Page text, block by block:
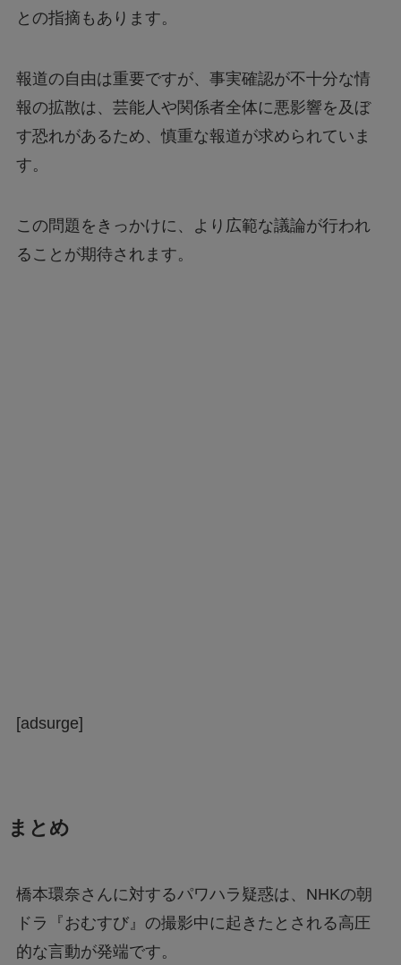
との指摘もあります。
報道の自由は重要ですが、事実確認が不十分な情
報の拡散は、芸能人や関係者全体に悪影響を及ぼ
す恐れがあるため、慎重な報道が求められていま
す。
この問題をきっかけに、より広範な議論が行われ
ることが期待されます。
[adsurge]
まとめ
橋本環奈さんに対するパワハラ疑惑は、NHKの朝
ドラ『おむすび』の撮影中に起きたとされる高圧
的な言動が発端です。